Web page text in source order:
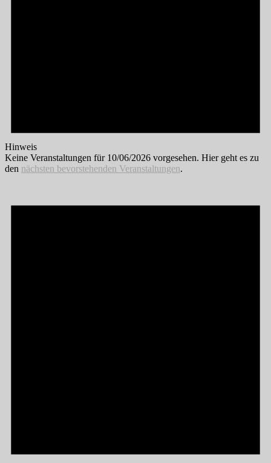
Hinweis
Keine Veranstaltungen für 10/06/2026 vorgesehen. Hier geht es zu
den nächsten bevorstehenden Veranstaltungen.